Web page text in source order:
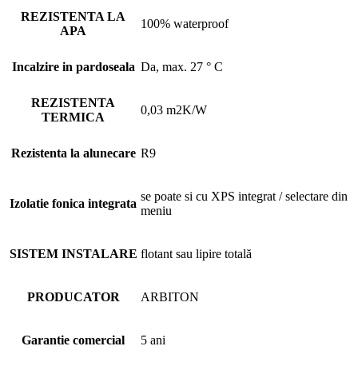
REZISTENTA LA
APA
100% waterproof
Incalzire in pardoseala Da, max. 27 ° C
REZISTENTA
TERMICA
0,03 m2K/W
Rezistenta la alunecare R9
Izolatie fonica integrata
se poate si cu XPS integrat / selectare din
meniu
SISTEM INSTALARE flotant sau lipire totală
PRODUCATOR ARBITON
Garantie comercial 5 ani